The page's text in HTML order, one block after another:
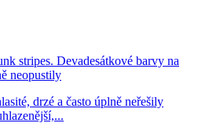
stripes. Devadesátkové barvy na
neopustily
drzé a často úplně neřešily